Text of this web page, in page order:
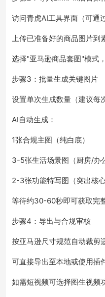
访问青虎AI工具界面（可通
上传已准备好的商品图片到
选择"亚马逊商品套图"模式
步骤3：批量生成关键图片
设置单次生成数量（建议
AI自动生成：
1张合规主图（纯白底）
3-5张生活场景图（厨房/办
2-3张功能特写图（突出核心
等待约30-60秒即可获取完
步骤4：导出与合规审核
按亚马逊尺寸规范自动裁剪
可直接导出至本地或使用插
如需短视频可选择图生视频